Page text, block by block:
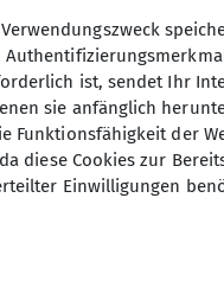
ein
die Köstlichkeiten.
aus der
ist, sendet Ihr
sie anfänglich
Funktionsfähigkeit der
da diese Cookies zur
Einwilligungen